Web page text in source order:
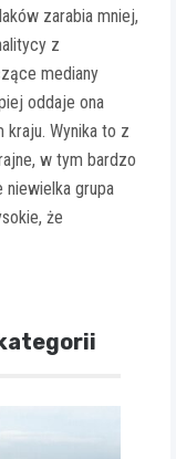
zarabia mniej,
z
mediany
oddaje ona
Wynika to z
w tym bardzo
grupa
że